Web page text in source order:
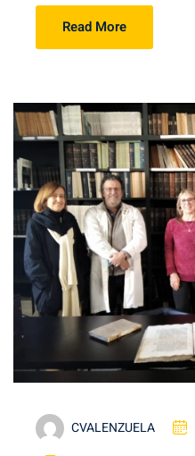
Read More
CVALENZUELA